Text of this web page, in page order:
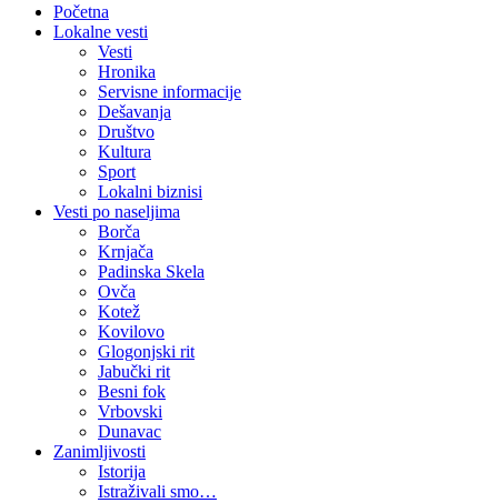
Početna
Lokalne vesti
Vesti
Hronika
Servisne informacije
Dešavanja
Društvo
Kultura
Sport
Lokalni biznisi
Vesti po naseljima
Borča
Krnjača
Padinska Skela
Ovča
Kotež
Kovilovo
Glogonjski rit
Jabučki rit
Besni fok
Vrbovski
Dunavac
Zanimljivosti
Istorija
Istraživali smo…